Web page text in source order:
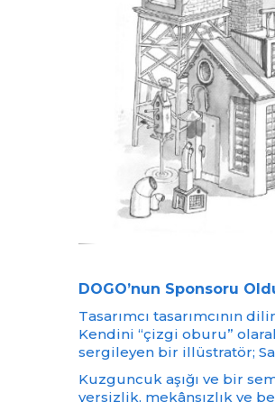
DOGO’nun Sponsoru
Tasarımcı tasarımcının
Kendini “çizgi oburu”
sergileyen bir illüstratör;
Kuzguncuk aşığı ve bir
yersizlik, mekânsızlık ve